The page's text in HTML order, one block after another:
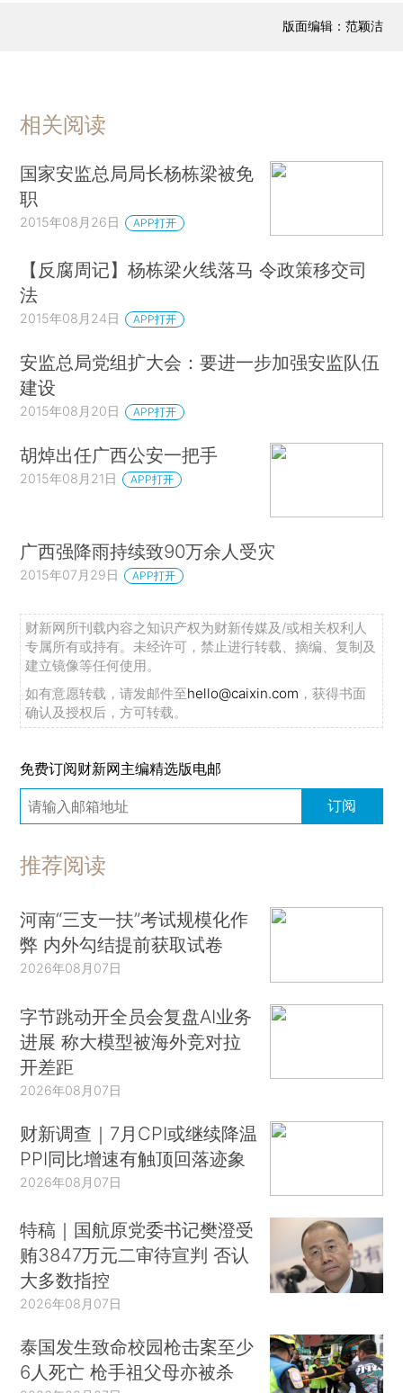
版面编辑：范颖洁
相关阅读
国家安监总局局长杨栋梁被免
职
2015年08月26日 APP打开
【反腐周记】杨栋梁火线落马 令政策移交司
法
2015年08月24日 APP打开
安监总局党组扩大会：要进一步加强安监队伍
建设
2015年08月20日 APP打开
胡焯出任广西公安一把手
2015年08月21日 APP打开
广西强降雨持续致90万余人受灾
2015年07月29日 APP打开
财新网所刊载内容之知识产权为财新传媒及/或相关权利人
专属所有或持有。未经许可，禁止进行转载、摘编、复制及
建立镜像等任何使用。
如有意愿转载，请发邮件至hello@caixin.com ，获得书面
确认及授权后，方可转载。
免费订阅财新网主编精选版电邮
订阅
推荐阅读
河南“三支一扶”考试规模化作
弊 内外勾结提前获取试卷
2026年08月07日
字节跳动开全员会复盘AI业务
进展 称大模型被海外竞对拉
开差距
2026年08月07日
财新调查｜7月CPI或继续降温
PPI同比增速有触顶回落迹象
2026年08月07日
特稿｜国航原党委书记樊澄受
贿3847万元二审待宣判 否认
大多数指控
2026年08月07日
泰国发生致命校园枪击案至少
6人死亡 枪手祖父母亦被杀